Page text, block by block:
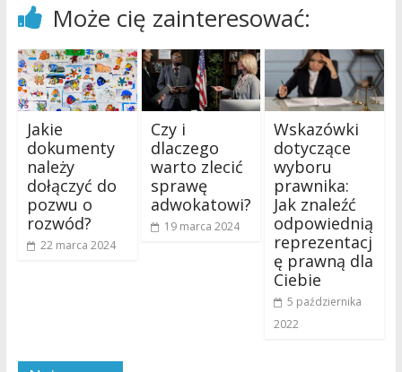
Może cię zainteresować:
Jakie
dokumenty
należy
dołączyć do
pozwu o
rozwód?
22 marca 2024
Czy i
dlaczego
warto zlecić
sprawę
adwokatowi?
19 marca 2024
Wskazówki
dotyczące
wyboru
prawnika:
Jak znaleźć
odpowiednią
reprezentacj
ę prawną dla
Ciebie
5 października
2022